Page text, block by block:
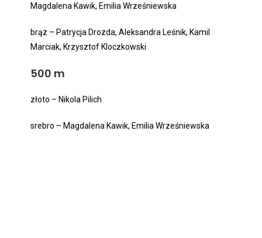
Magdalena Kawik, Emilia Wrześniewska
brąz – Patrycja Drozda, Aleksandra Leśnik, Kamil
Marciak, Krzysztof Kloczkowski
500 m
złoto – Nikola Pilich
srebro – Magdalena Kawik, Emilia Wrześniewska